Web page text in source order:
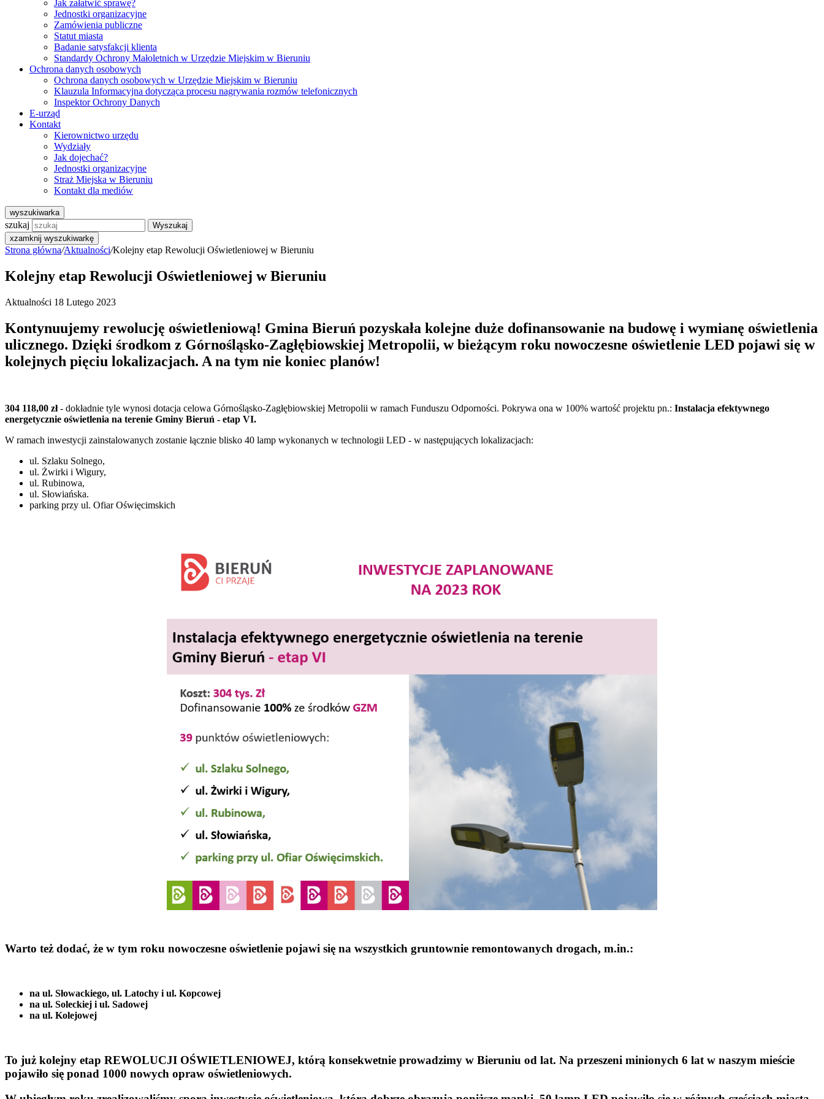
Jak załatwić sprawę?
Jednostki organizacyjne
Zamówienia publiczne
Statut miasta
Badanie satysfakcji klienta
Standardy Ochrony Małoletnich w Urzędzie Miejskim w Bieruniu
Ochrona danych osobowych
Ochrona danych osobowych w Urzędzie Miejskim w Bieruniu
Klauzula Informacyjna dotycząca procesu nagrywania rozmów telefonicznych
Inspektor Ochrony Danych
E-urząd
Kontakt
Kierownictwo urzędu
Wydziały
Jak dojechać?
Jednostki organizacyjne
Straż Miejska w Bieruniu
Kontakt dla mediów
wyszukiwarka
szukaj
Wyszukaj
xzamknij wyszukiwarkę
Strona główna/Aktualności/Kolejny etap Rewolucji Oświetleniowej w Bieruniu
Kolejny etap Rewolucji Oświetleniowej w Bieruniu
Aktualności 18 Lutego 2023
Kontynuujemy rewolucję oświetleniową! Gmina Bieruń pozyskała kolejne duże dofinansowanie na budowę i wymianę oświetlenia
ulicznego. Dzięki środkom z Górnośląsko-Zagłębiowskiej Metropolii, w bieżącym roku nowoczesne oświetlenie LED pojawi się w
kolejnych pięciu lokalizacjach. A na tym nie koniec planów!
304 118,00 zł- dokładnie tyle wynosi dotacja celowa Górnośląsko-Zagłębiowskiej Metropolii w ramach Funduszu Odporności. Pokrywa ona w 100% wartość projektu pn.: Instalacja efektywnego
energetycznie oświetlenia na terenie Gminy Bieruń - etap VI.
W ramach inwestycji zainstalowanych zostanie łącznie blisko 40 lamp wykonanych w technologii LED - w następujących lokalizacjach:
ul. Szlaku Solnego,
ul. Żwirki i Wigury,
ul. Rubinowa,
ul. Słowiańska.
parking przy ul. Ofiar Oświęcimskich
Warto też dodać, że w tym roku nowoczesne oświetlenie pojawi się na wszystkich gruntownie remontowanych drogach, m.in.:
na ul. Słowackiego, ul. Latochy i ul. Kopcowej
na ul. Soleckiej i ul. Sadowej
na ul. Kolejowej
To już kolejny etap REWOLUCJI OŚWIETLENIOWEJ, którą konsekwetnie prowadzimy w Bieruniu od lat. Na przeszeni minionych 6 lat w naszym mieście
pojawiło się ponad 1000 nowych opraw oświetleniowych.